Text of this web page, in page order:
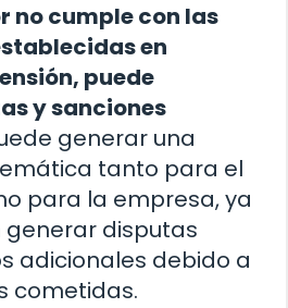
no cumple con las
en
puede
y sanciones
generar una
tanto para el
para la empresa, ya
generar disputas
adicionales debido a
cometidas.